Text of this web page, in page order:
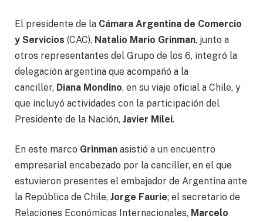
El presidente de la Cámara Argentina de Comercio
y Servicios (CAC), Natalio Mario Grinman, junto a
otros representantes del Grupo de los 6, integró la
delegación argentina que acompañó a la
canciller, Diana Mondino, en su viaje oficial a Chile, y
que incluyó actividades con la participación del
Presidente de la Nación, Javier Milei.
En este marco Grinman asistió a un encuentro
empresarial encabezado por la canciller, en el que
estuvieron presentes el embajador de Argentina ante
la República de Chile, Jorge Faurie; el secretario de
Relaciones Económicas Internacionales, Marcelo